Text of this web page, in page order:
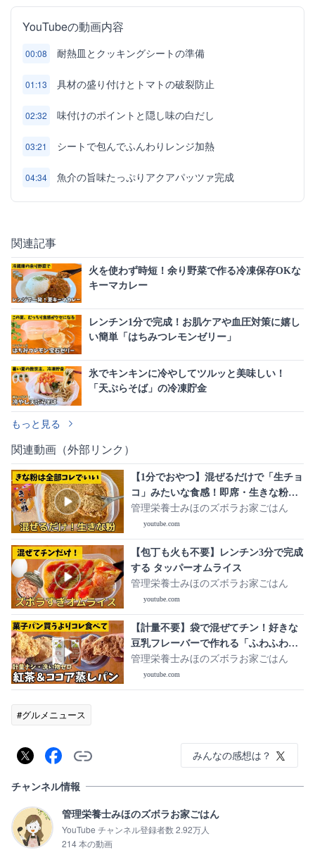
YouTubeの動画内容
00:08 耐熱皿とクッキングシートの準備
01:13 具材の盛り付けとトマトの破裂防止
02:32 味付けのポイントと隠し味の白だし
03:21 シートで包んでふんわりレンジ加熱
04:34 魚介の旨味たっぷりアクアパッツァ完成
関連記事
火を使わず時短！余り野菜で作る冷凍保存OKな
キーマカレー
レンチン1分で完成！お肌ケアや血圧対策に嬉し
い簡単「はちみつレモンゼリー」
氷でキンキンに冷やしてツルッと美味しい！
「天ぷらそば」の冷凍貯金
もっと見る
関連動画（外部リンク）
【1分でおやつ】混ぜるだけで「生チョ
コ」みたいな食感！即席・生きな粉の
作り方
管理栄養士みほのズボラお家ごはん
youtube.com
【包丁も火も不要】レンチン3分で完成
する タッパーオムライス
管理栄養士みほのズボラお家ごはん
youtube.com
【計量不要】袋で混ぜてチン！好きな
豆乳フレーバーで作れる「ふわふわ豆
乳蒸しパン」紅茶＆ココアバージョン
管理栄養士みほのズボラお家ごはん
youtube.com
#グルメニュース
みんなの感想は？
チャンネル情報
管理栄養士みほのズボラお家ごはん
YouTube チャンネル登録者数 2.92万人
214 本の動画